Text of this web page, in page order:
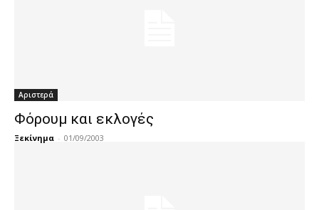
Αριστερά
Φόρουμ και εκλογές
Ξεκίνημα - 01/09/2003